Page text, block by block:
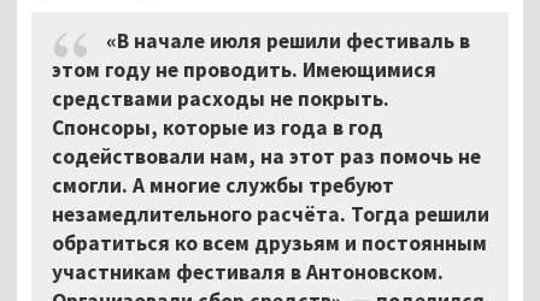
«В начале июля решили фестиваль в
этом году не проводить. Имеющимися
средствами расходы не покрыть.
Спонсоры, которые из года в год
содействовали нам, на этот раз помочь не
смогли. А многие службы требуют
незамедлительного расчёта. Тогда решили
обратиться ко всем друзьям и постоянным
участникам фестиваля в Антоновском.